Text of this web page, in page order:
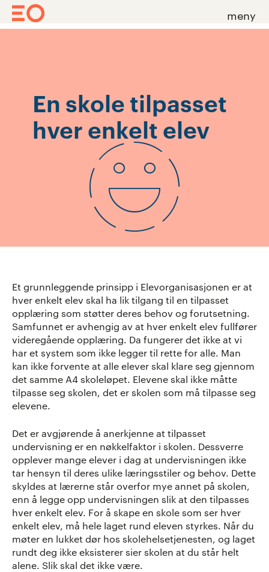
meny
En skole tilpasset
hver enkelt elev
Et grunnleggende prinsipp i Elevorganisasjonen er at
hver enkelt elev skal ha lik tilgang til en tilpasset
opplæring som støtter deres behov og forutsetning.
Samfunnet er avhengig av at hver enkelt elev fullfører
videregående opplæring. Da fungerer det ikke at vi
har et system som ikke legger til rette for alle. Man
kan ikke forvente at alle elever skal klare seg gjennom
det samme A4 skoleløpet. Elevene skal ikke måtte
tilpasse seg skolen, det er skolen som må tilpasse seg
elevene.
Det er avgjørende å anerkjenne at tilpasset
undervisning er en nøkkelfaktor i skolen. Dessverre
opplever mange elever i dag at undervisningen ikke
tar hensyn til deres ulike læringsstiler og behov. Dette
skyldes at lærerne står overfor mye annet på skolen,
enn å legge opp undervisningen slik at den tilpasses
hver enkelt elev. For å skape en skole som ser hver
enkelt elev, må hele laget rund eleven styrkes. Når du
møter en lukket dør hos skolehelsetjenesten, og laget
rundt deg ikke eksisterer sier skolen at du står helt
alene. Slik skal det ikke være.